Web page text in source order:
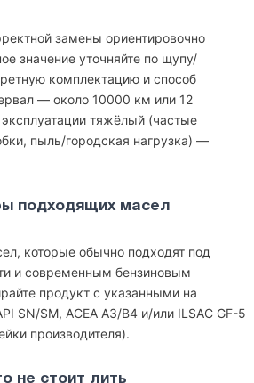
замены ориентировочно
значение уточняйте по щупу/
комплектацию и способ
— около 10000 км или 12
тяжёлый (частые
пыль/городская нагрузка) —
подходящих масел
которые обычно подходят под
и современным бензиновым
продукт с указанными на
SN/SM, ACEA A3/B4 и/или ILSAC GF-5
производителя).
не стоит лить